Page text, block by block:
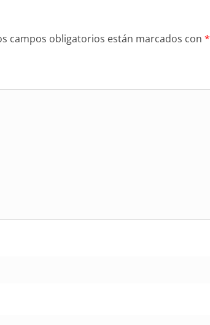
campos obligatorios están marcados con *